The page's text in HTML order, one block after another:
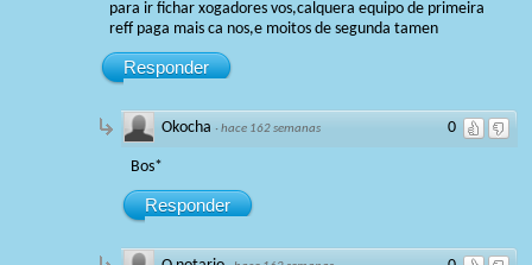
para ir fichar xogadores vos,calquera equipo de primeira
reff paga mais ca nos,e moitos de segunda tamen
Responder
0
Okocha ·hace 162 semanas
Bos*
Responder